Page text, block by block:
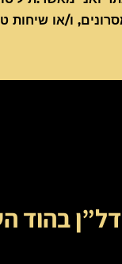
ו/או שיחות
בהוד